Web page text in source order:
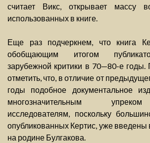
считает Викс, открывает массу
использованных в книге.
Еще раз подчеркнем, что книга
обобщающим итогом
зарубежной критики в 70—80-е годы.
отметить, что, в отличие от
годы подобное документальное
многозначительным
исследователям, поскольку
опубликованных Кертис, уже введены
на родине Булгакова.